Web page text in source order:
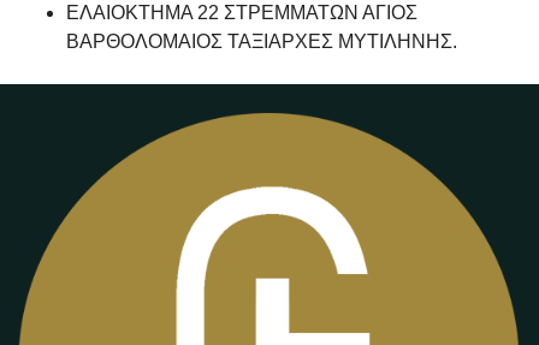
ΕΛΑΙΟΚΤΗΜΑ 22 ΣΤΡΕΜΜΑΤΩΝ ΑΓΙΟΣ
ΒΑΡΘΟΛΟΜΑΙΟΣ ΤΑΞΙΑΡΧΕΣ ΜΥΤΙΛΗΝΗΣ.